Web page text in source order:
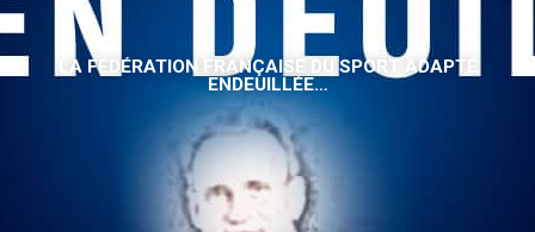
LA FÉDÉRATION FRANÇAISE DU SPORT ADAPTÉ
ENDEUILLÉE…